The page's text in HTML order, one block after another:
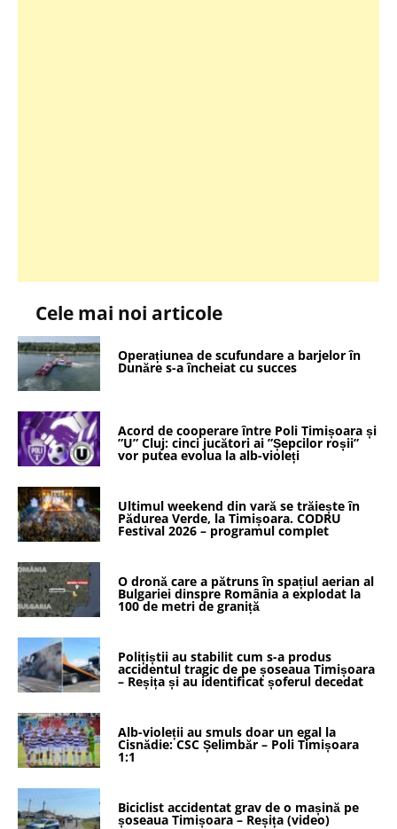
Cele mai noi articole
Operațiunea de scufundare a barjelor în
Dunăre s-a încheiat cu succes
Acord de cooperare între Poli Timișoara și
”U” Cluj: cinci jucători ai ”Șepcilor roșii”
vor putea evolua la alb-violeți
Ultimul weekend din vară se trăiește în
Pădurea Verde, la Timișoara. CODRU
Festival 2026 – programul complet
O dronă care a pătruns în spațiul aerian al
Bulgariei dinspre România a explodat la
100 de metri de graniță
Polițiștii au stabilit cum s-a produs
accidentul tragic de pe șoseaua Timișoara
– Reșița și au identificat șoferul decedat
Alb-violeții au smuls doar un egal la
Cisnădie: CSC Șelimbăr – Poli Timișoara
1:1
Biciclist accidentat grav de o mașină pe
șoseaua Timișoara – Reșița (video)